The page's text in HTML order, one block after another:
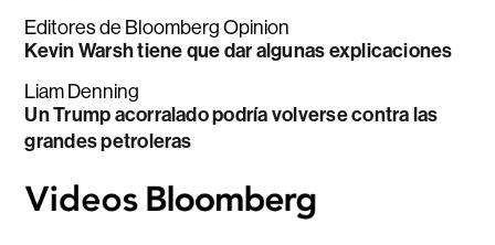
Editores de Bloomberg Opinion
Kevin Warsh tiene que dar algunas explicaciones
Liam Denning
Un Trump acorralado podría volverse contra las
grandes petroleras